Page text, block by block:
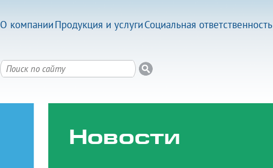
О компанииПродукция и услугиСоциальная ответственность
Новости